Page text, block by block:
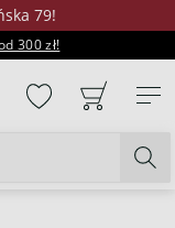
79!
300 zł!